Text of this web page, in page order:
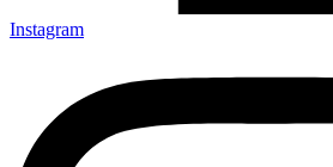
Instagram